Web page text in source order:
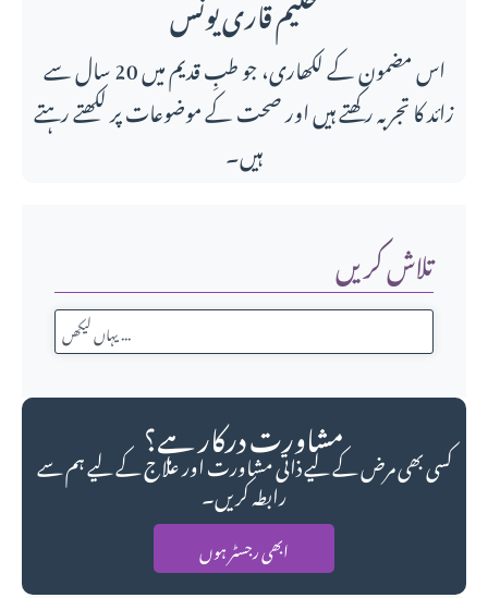
تلاش کریں
مشاورت درکار ہے؟
کسی بھی مرض کے لیے ذاتی مشاورت اور علاج کے لیے ہم سے
رابطہ کریں۔
ابھی رجسٹر ہوں
اس مضمون کے لکھاری، جو طبِ قدیم میں 20 سال سے
زائد کا تجربہ رکھتے ہیں اور صحت کے موضوعات پر لکھتے رہتے
ہیں۔